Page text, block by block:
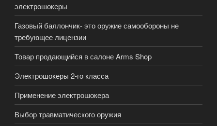
электрошокеры
Газовый баллончик- это оружие самообороны не
требующее лицензии
Товар продающийся в салоне Arms Shop
Электрошокеры 2-го класса
Применение электрошокера
Выбор травматического оружия